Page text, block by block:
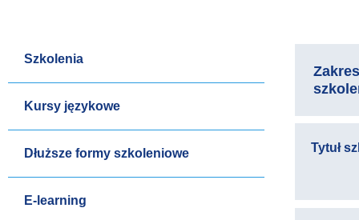
Szkolenia
Kursy językowe
Dłuższe formy szkoleniowe
E-learning
Zakres
Tytuł